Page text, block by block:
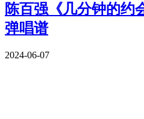
陈百强《几分钟的约
弹唱谱
2024-06-07